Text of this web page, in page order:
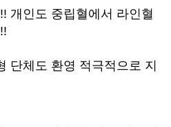
개인도 중립혈에서 라인혈
단체도 환영 적극적으로 지